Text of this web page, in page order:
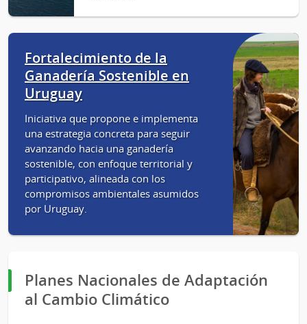
Fortalecimiento de la
Ganadería Sostenible en
Uruguay
Iniciativa que propone e implementa
una estrategia concreta para seguir
avanzando hacia una ganadería
sostenible, con enfoque territorial y
participativo, alineada con los
compromisos ambientales asumidos
por Uruguay.
Planes Nacionales de Adaptación
al Cambio Climático